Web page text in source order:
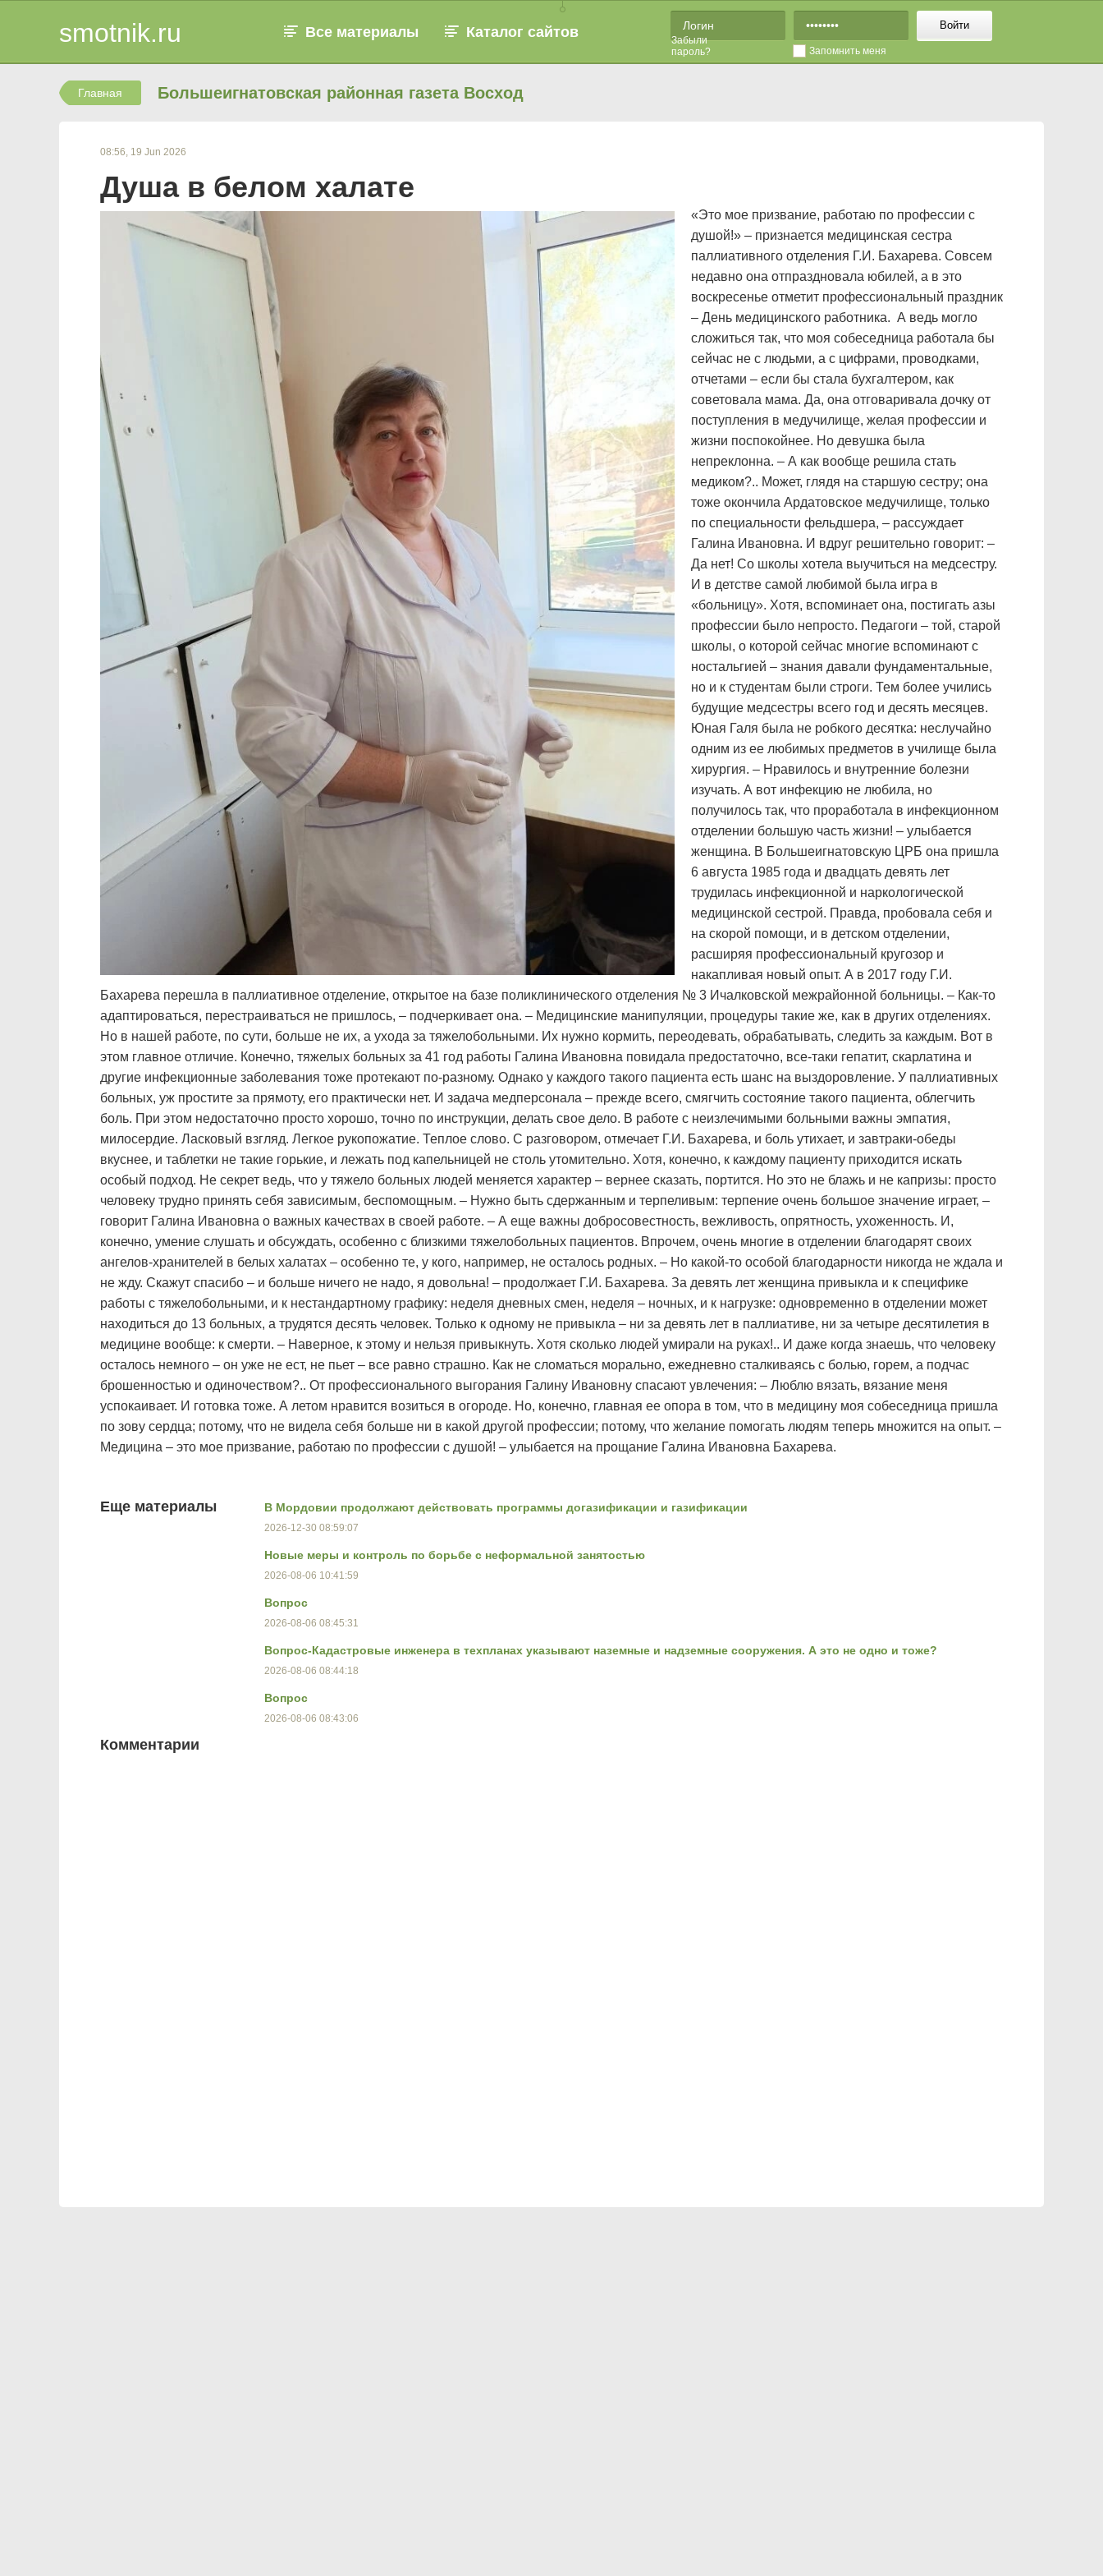
smotnik.ru Все материалы Каталог сайтов Войти
Забыли
пароль?
Запомнить меня
Главная Большеигнатовская районная газета Восход
08:56, 19 Jun 2026
Душа в белом халате
«Это мое призвание, работаю по профессии с
душой!» – признается медицинская сестра
паллиативного отделения Г.И. Бахарева. Совсем
недавно она отпраздновала юбилей, а в это
воскресенье отметит профессиональный праздник
– День медицинского работника. А ведь могло
сложиться так, что моя собеседница работала бы
сейчас не с людьми, а с цифрами, проводками,
отчетами – если бы стала бухгалтером, как
советовала мама. Да, она отговаривала дочку от
поступления в медучилище, желая профессии и
жизни поспокойнее. Но девушка была
непреклонна. – А как вообще решила стать
медиком?.. Может, глядя на старшую сестру; она
тоже окончила Ардатовское медучилище, только
по специальности фельдшера, – рассуждает
Галина Ивановна. И вдруг решительно говорит: –
Да нет! Со школы хотела выучиться на медсестру.
И в детстве самой любимой была игра в
«больницу». Хотя, вспоминает она, постигать азы
профессии было непросто. Педагоги – той, старой
школы, о которой сейчас многие вспоминают с
ностальгией – знания давали фундаментальные,
но и к студентам были строги. Тем более учились
будущие медсестры всего год и десять месяцев.
Юная Галя была не робкого десятка: неслучайно
одним из ее любимых предметов в училище была
хирургия. – Нравилось и внутренние болезни
изучать. А вот инфекцию не любила, но
получилось так, что проработала в инфекционном
отделении большую часть жизни! – улыбается
женщина. В Большеигнатовскую ЦРБ она пришла
6 августа 1985 года и двадцать девять лет
трудилась инфекционной и наркологической
медицинской сестрой. Правда, пробовала себя и
на скорой помощи, и в детском отделении,
расширяя профессиональный кругозор и
накапливая новый опыт. А в 2017 году Г.И.
Бахарева перешла в паллиативное отделение, открытое на базе поликлинического отделения № 3 Ичалковской межрайонной больницы. – Как-то
адаптироваться, перестраиваться не пришлось, – подчеркивает она. – Медицинские манипуляции, процедуры такие же, как в других отделениях.
Но в нашей работе, по сути, больше не их, а ухода за тяжелобольными. Их нужно кормить, переодевать, обрабатывать, следить за каждым. Вот в
этом главное отличие. Конечно, тяжелых больных за 41 год работы Галина Ивановна повидала предостаточно, все-таки гепатит, скарлатина и
другие инфекционные заболевания тоже протекают по-разному. Однако у каждого такого пациента есть шанс на выздоровление. У паллиативных
больных, уж простите за прямоту, его практически нет. И задача медперсонала – прежде всего, смягчить состояние такого пациента, облегчить
боль. При этом недостаточно просто хорошо, точно по инструкции, делать свое дело. В работе с неизлечимыми больными важны эмпатия,
милосердие. Ласковый взгляд. Легкое рукопожатие. Теплое слово. С разговором, отмечает Г.И. Бахарева, и боль утихает, и завтраки-обеды
вкуснее, и таблетки не такие горькие, и лежать под капельницей не столь утомительно. Хотя, конечно, к каждому пациенту приходится искать
особый подход. Не секрет ведь, что у тяжело больных людей меняется характер – вернее сказать, портится. Но это не блажь и не капризы: просто
человеку трудно принять себя зависимым, беспомощным. – Нужно быть сдержанным и терпеливым: терпение очень большое значение играет, –
говорит Галина Ивановна о важных качествах в своей работе. – А еще важны добросовестность, вежливость, опрятность, ухоженность. И,
конечно, умение слушать и обсуждать, особенно с близкими тяжелобольных пациентов. Впрочем, очень многие в отделении благодарят своих
ангелов-хранителей в белых халатах – особенно те, у кого, например, не осталось родных. – Но какой-то особой благодарности никогда не ждала и
не жду. Скажут спасибо – и больше ничего не надо, я довольна! – продолжает Г.И. Бахарева. За девять лет женщина привыкла и к специфике
работы с тяжелобольными, и к нестандартному графику: неделя дневных смен, неделя – ночных, и к нагрузке: одновременно в отделении может
находиться до 13 больных, а трудятся десять человек. Только к одному не привыкла – ни за девять лет в паллиативе, ни за четыре десятилетия в
медицине вообще: к смерти. – Наверное, к этому и нельзя привыкнуть. Хотя сколько людей умирали на руках!.. И даже когда знаешь, что человеку
осталось немного – он уже не ест, не пьет – все равно страшно. Как не сломаться морально, ежедневно сталкиваясь с болью, горем, а подчас
брошенностью и одиночеством?.. От профессионального выгорания Галину Ивановну спасают увлечения: – Люблю вязать, вязание меня
успокаивает. И готовка тоже. А летом нравится возиться в огороде. Но, конечно, главная ее опора в том, что в медицину моя собеседница пришла
по зову сердца; потому, что не видела себя больше ни в какой другой профессии; потому, что желание помогать людям теперь множится на опыт. –
Медицина – это мое призвание, работаю по профессии с душой! – улыбается на прощание Галина Ивановна Бахарева.
Еще материалы В Мордовии продолжают действовать программы догазификации и газификации
2026-12-30 08:59:07
Новые меры и контроль по борьбе с неформальной занятостью
2026-08-06 10:41:59
Вопрос
2026-08-06 08:45:31
Вопрос-Кадастровые инженера в техпланах указывают наземные и надземные сооружения. А это не одно и тоже?
2026-08-06 08:44:18
Вопрос
2026-08-06 08:43:06
Комментарии